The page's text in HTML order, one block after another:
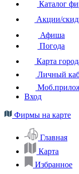
Каталог
Акции/
Афиша
Погода
Карта
Личный
Вход
Фирмы на карте
Главная
Карта
Избранное